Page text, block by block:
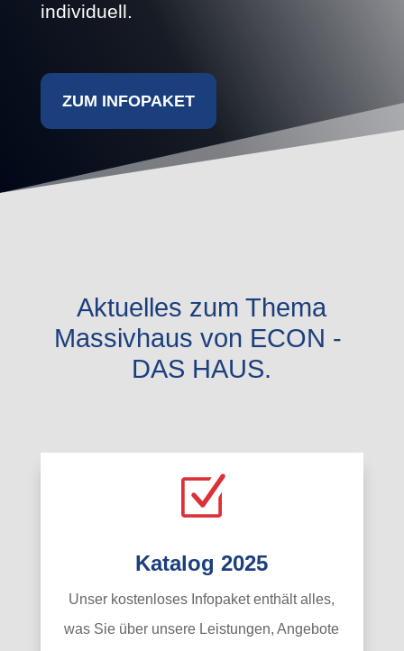
individuell.
ZUM INFOPAKET
Aktuelles zum Thema
Massivhaus von ECON -
DAS HAUS.
Z
Katalog 2025
Unser kostenloses Infopaket enthält alles,
was Sie über unsere Leistungen, Angebote